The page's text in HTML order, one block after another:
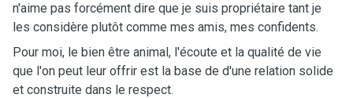
n'aime pas forcément dire que je suis propriétaire tant je
les considère plutôt comme mes amis, mes confidents.
Pour moi, le bien être animal, l'écoute et la qualité de vie
que l'on peut leur offrir est la base de d'une relation solide
et construite dans le respect.